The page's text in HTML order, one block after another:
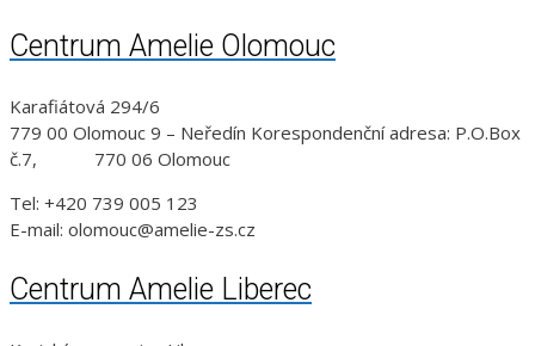
Centrum Amelie Olomouc
Karafiátová 294/6
779 00 Olomouc 9 – Neředín Korespondenční adresa: P.O.Box
č.7, 770 06 Olomouc
Tel: +420 739 005 123
E-mail: olomouc@amelie-zs.cz
Centrum Amelie Liberec